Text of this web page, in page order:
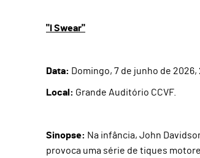
"I Swear"
Data: Domingo, 7 de junho de 2026,
Local: Grande Auditório CCVF.
Sinopse: Na infância, John
provoca uma série de tiques